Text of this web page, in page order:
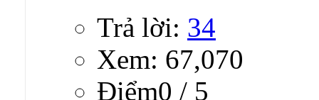
Trả lời: 34
Xem: 67,070
Ðiểm0 / 5